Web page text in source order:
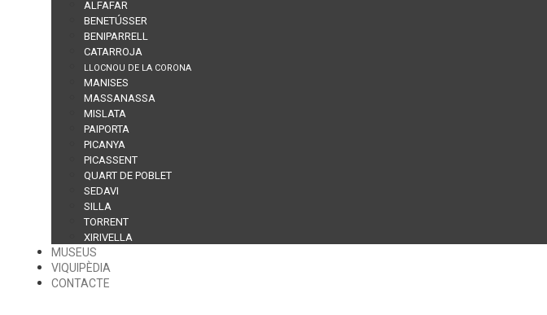
ALFAFAR
BENETÚSSER
BENIPARRELL
CATARROJA
LLOCNOU DE LA CORONA
MANISES
MASSANASSA
MISLATA
PAIPORTA
PICANYA
PICASSENT
QUART DE POBLET
SEDAVI
SILLA
TORRENT
XIRIVELLA
MUSEUS
VIQUIPÈDIA
CONTACTE